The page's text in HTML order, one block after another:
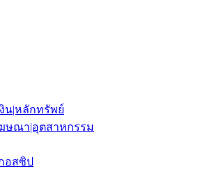
น|หลักทรัพย์
ษณา|อุตสาหกรรม
อสซิป